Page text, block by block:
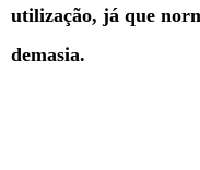
utilização, já que
demasia.